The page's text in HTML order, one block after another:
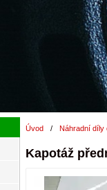
Úvod / Náhradní díly
Kapotáž